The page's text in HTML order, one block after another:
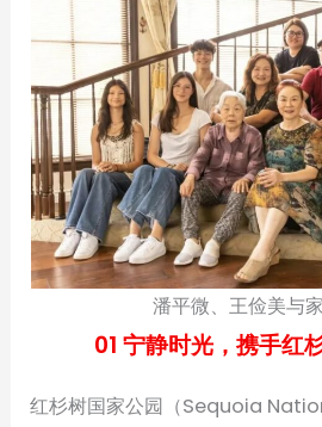
潘平微、王俭美与
01 宁静时光，携手红
红杉树国家公园（Sequoia